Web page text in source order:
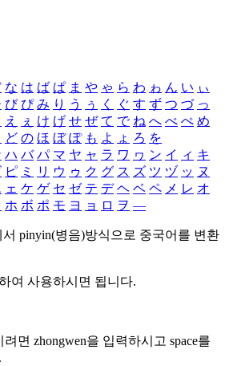
な は ば ぱ ま や ゃ ら わ ゎ ん い ぃ
び ぴ み り う ぅ く ぐ す ず つ づ っ
え ぇ け げ せ ぜ て で ね へ べ ぺ め
ど の ほ ぼ ぽ も よ ょ ろ を
ハ バ パ マ ヤ ャ ラ ワ ヮ ン イ ィ キ
ピ ミ リ ウ ゥ ク グ ス ズ ツ ヅ ッ ヌ
ェ ケ ゲ セ ゼ テ デ ヘ ベ ペ メ レ オ
ホ ボ ポ モ ヨ ョ ロ ヲ ―
서 pinyin(병음)방식으로 중국어를 변환
여 사용하시면 됩니다.
려면 zhongwen을 입력하시고 space를